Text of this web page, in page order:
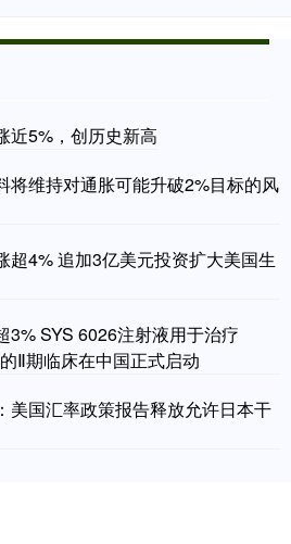
近5%，创历史新高
将维持对通胀可能升破2%目标的风
超4% 追加3亿美元投资扩大美国生
3% SYS 6026注射液用于治疗
Ⅱ期临床在中国正式启动
美国汇率政策报告释放允许日本干